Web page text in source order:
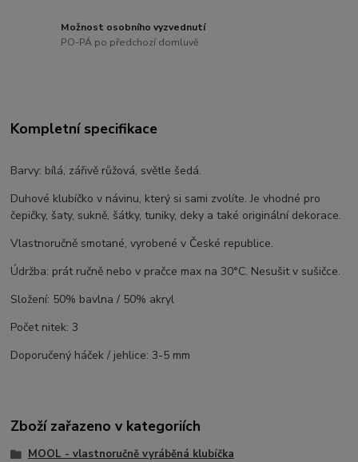
Možnost osobního vyzvednutí
PO-PÁ po předchozí domluvě
Kompletní specifikace
Barvy: bílá, zářivě růžová, světle šedá.
Duhové klubíčko v návinu, který si sami zvolíte. Je vhodné pro
čepičky, šaty, sukně, šátky, tuniky, deky a také originální dekorace.
Vlastnoručně smotané, vyrobené v České republice.
Údržba: prát ručně nebo v pračce max na 30°C. Nesušit v sušičce.
Složení: 50% bavlna / 50% akryl
Počet nitek: 3
Doporučený háček / jehlice: 3-5 mm
Zboží zařazeno v kategoriích
MOOL - vlastnoručně vyráběná klubíčka